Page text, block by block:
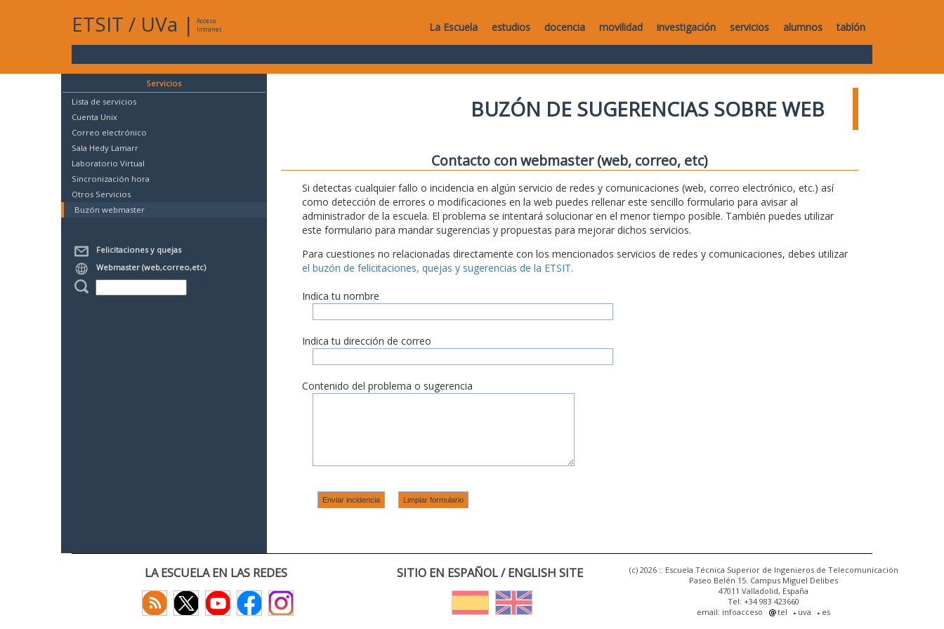
ETSIT / UVa |
Acceso
Intranet
La Escuela estudios docencia movilidad investigación servicios alumnos tablón
Servicios
Lista de servicios
Cuenta Unix
Correo electrónico
Sala Hedy Lamarr
Laboratorio Virtual
Sincronización hora
Otros Servicios
Buzón webmaster
Felicitaciones y quejas
Webmaster (web,correo,etc)
BUZÓN DE SUGERENCIAS SOBRE WEB
Contacto con webmaster (web, correo, etc)
Si detectas cualquier fallo o incidencia en algún servicio de redes y comunicaciones (web, correo electrónico, etc.) así
como detección de errores o modificaciones en la web puedes rellenar este sencillo formulario para avisar al
administrador de la escuela. El problema se intentará solucionar en el menor tiempo posible. También puedes utilizar
este formulario para mandar sugerencias y propuestas para mejorar dichos servicios.
Para cuestiones no relacionadas directamente con los mencionados servicios de redes y comunicaciones, debes utilizar
el buzón de felicitaciones, quejas y sugerencias de la ETSIT.
Indica tu nombre
Indica tu dirección de correo
Contenido del problema o sugerencia
LA ESCUELA EN LAS REDES SITIO EN ESPAÑOL / ENGLISH SITE
(c) 2026 :: Escuela Técnica Superior de Ingenieros de Telecomunicación
Paseo Belén 15. Campus Miguel Delibes
47011 Valladolid, España
Tel: +34 983 423660
email: infoacceso
tel uva es